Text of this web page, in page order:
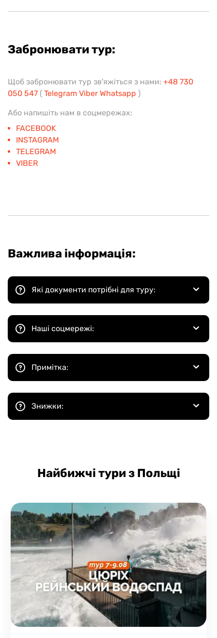
Забронювати тур:
Щоб забронювати тур зв'яжіться з нами: +48 730
050 547 ( Telegram Viber Whatsapp )
Або напишіть нам в соцмережах:
FACEBOOK
INSTAGRAM
TELEGRAM
VIBER
Важлива інформація:
Які документи потрібні для туру:
Наші соцмережі:
Примітка:
Знижки:
Найбижчі тури з Польщі